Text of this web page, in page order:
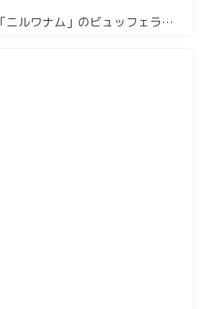
神谷町の有名カレー店「ニルワナム」のビュッフェランチ